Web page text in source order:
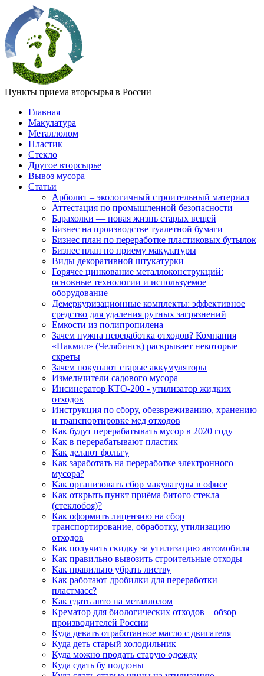
Пункты приема вторсырья в России
Главная
Макулатура
Металлолом
Пластик
Стекло
Другое вторсырье
Вывоз мусора
Статьи
Арболит – экологичный строительный материал
Аттестация по промышленной безопасности
Барахолки — новая жизнь старых вещей
Бизнес на производстве туалетной бумаги
Бизнес план по переработке пластиковых бутылок
Бизнес план по приему макулатуры
Виды декоративной штукатурки
Горячее цинкование металлоконструкций:
основные технологии и используемое
оборудование
Демеркуризационные комплекты: эффективное
средство для удаления рутных загрязнений
Емкости из полипропилена
Зачем нужна переработка отходов? Компания
«Пакмил» (Челябинск) раскрывает некоторые
скреты
Зачем покупают старые аккумуляторы
Измельчители садового мусора
Инсинератор КТО-200 - утилизатор жидких
отходов
Инструкция по сбору, обезвреживанию, хранению
и транспортировке мед отходов
Как будут перерабатывать мусор в 2020 году
Как в перерабатывают пластик
Как делают фольгу
Как заработать на переработке электронного
мусора?
Как организовать сбор макулатуры в офисе
Как открыть пункт приёма битого стекла
(стеклобоя)?
Как оформить лицензию на сбор
транспортирование, обработку, утилизацию
отходов
Как получить скидку за утилизацию автомобиля
Как правильно вывозить строительные отходы
Как правильно убрать листву
Как работают дробилки для переработки
пластмасс?
Как сдать авто на металлолом
Крематор для биологических отходов – обзор
производителей России
Куда девать отработанное масло с двигателя
Куда деть старый холодильник
Куда можно продать старую одежду
Куда сдать бу поддоны